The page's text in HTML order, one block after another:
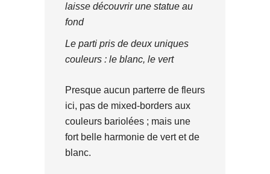
laisse découvrir une statue au
fond
Le parti pris de deux uniques
couleurs : le blanc, le vert
Presque aucun parterre de fleurs
ici, pas de mixed-borders aux
couleurs bariolées ; mais une
fort belle harmonie de vert et de
blanc.